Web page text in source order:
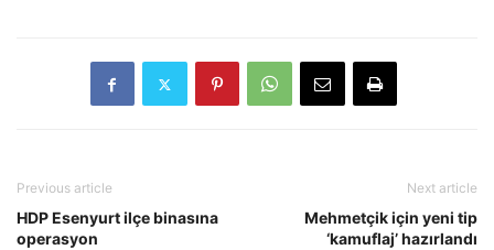
Previous article
HDP Esenyurt ilçe binasına
operasyon
Next article
Mehmetçik için yeni tip
‘kamuflaj’ hazırlandı